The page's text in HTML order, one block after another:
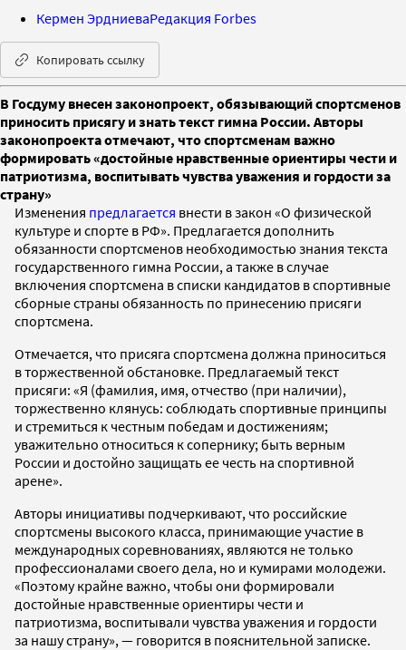
Кермен ЭрдниеваРедакция Forbes
Копировать ссылку
В Госдуму внесен законопроект, обязывающий спортсменов
приносить присягу и знать текст гимна России. Авторы
законопроекта отмечают, что спортсменам важно
формировать «достойные нравственные ориентиры чести и
патриотизма, воспитывать чувства уважения и гордости за
страну»
Изменения предлагается внести в закон «О физической
культуре и спорте в РФ». Предлагается дополнить
обязанности спортсменов необходимостью знания текста
государственного гимна России, а также в случае
включения спортсмена в списки кандидатов в спортивные
сборные страны обязанность по принесению присяги
спортсмена.
Отмечается, что присяга спортсмена должна приноситься
в торжественной обстановке. Предлагаемый текст
присяги: «Я (фамилия, имя, отчество (при наличии),
торжественно клянусь: соблюдать спортивные принципы
и стремиться к честным победам и достижениям;
уважительно относиться к сопернику; быть верным
России и достойно защищать ее честь на спортивной
арене».
Авторы инициативы подчеркивают, что российские
спортсмены высокого класса, принимающие участие в
международных соревнованиях, являются не только
профессионалами своего дела, но и кумирами молодежи.
«Поэтому крайне важно, чтобы они формировали
достойные нравственные ориентиры чести и
патриотизма, воспитывали чувства уважения и гордости
за нашу страну», — говорится в пояснительной записке.